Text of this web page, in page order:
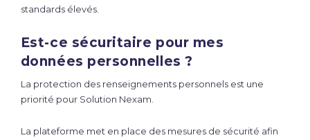
standards élevés.
Est-ce sécuritaire pour mes
données personnelles ?
La protection des renseignements personnels est une
priorité pour Solution Nexam.
La plateforme met en place des mesures de sécurité afin